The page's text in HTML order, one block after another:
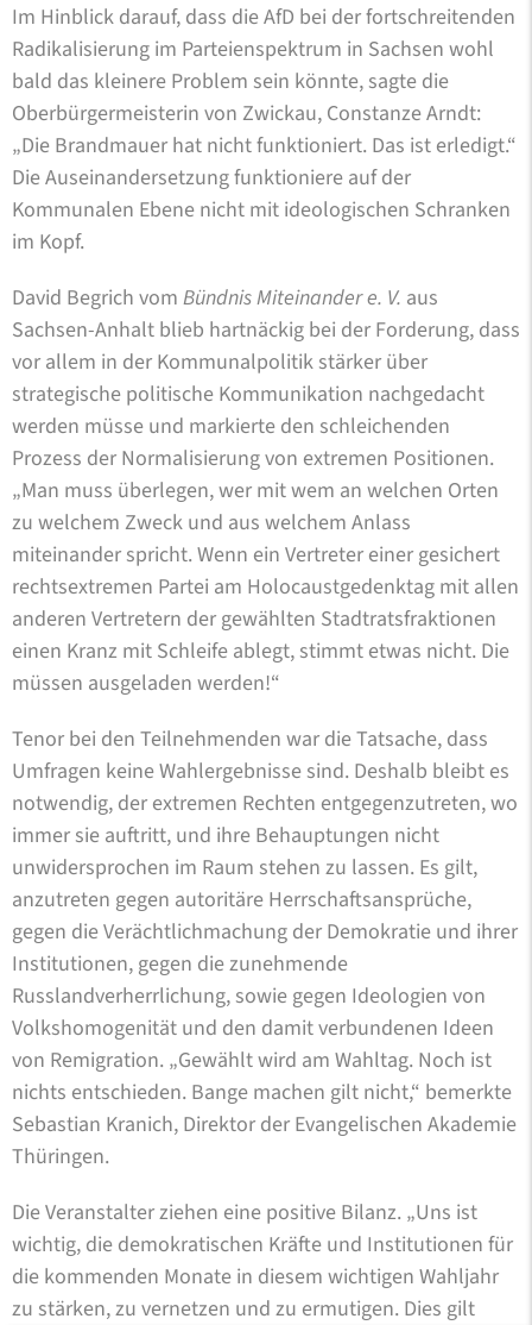
Im Hinblick darauf, dass die AfD bei der fortschreitenden
Radikalisierung im Parteienspektrum in Sachsen wohl
bald das kleinere Problem sein könnte, sagte die
Oberbürgermeisterin von Zwickau, Constanze Arndt:
„Die Brandmauer hat nicht funktioniert. Das ist erledigt.“
Die Auseinandersetzung funktioniere auf der
Kommunalen Ebene nicht mit ideologischen Schranken
im Kopf.
David Begrich vom Bündnis Miteinander e. V. aus
Sachsen-Anhalt blieb hartnäckig bei der Forderung, dass
vor allem in der Kommunalpolitik stärker über
strategische politische Kommunikation nachgedacht
werden müsse und markierte den schleichenden
Prozess der Normalisierung von extremen Positionen.
„Man muss überlegen, wer mit wem an welchen Orten
zu welchem Zweck und aus welchem Anlass
miteinander spricht. Wenn ein Vertreter einer gesichert
rechtsextremen Partei am Holocaustgedenktag mit allen
anderen Vertretern der gewählten Stadtratsfraktionen
einen Kranz mit Schleife ablegt, stimmt etwas nicht. Die
müssen ausgeladen werden!“
Tenor bei den Teilnehmenden war die Tatsache, dass
Umfragen keine Wahlergebnisse sind. Deshalb bleibt es
notwendig, der extremen Rechten entgegenzutreten, wo
immer sie auftritt, und ihre Behauptungen nicht
unwidersprochen im Raum stehen zu lassen. Es gilt,
anzutreten gegen autoritäre Herrschaftsansprüche,
gegen die Verächtlichmachung der Demokratie und ihrer
Institutionen, gegen die zunehmende
Russlandverherrlichung, sowie gegen Ideologien von
Volkshomogenität und den damit verbundenen Ideen
von Remigration. „Gewählt wird am Wahltag. Noch ist
nichts entschieden. Bange machen gilt nicht,“ bemerkte
Sebastian Kranich, Direktor der Evangelischen Akademie
Thüringen.
Die Veranstalter ziehen eine positive Bilanz. „Uns ist
wichtig, die demokratischen Kräfte und Institutionen für
die kommenden Monate in diesem wichtigen Wahljahr
zu stärken, zu vernetzen und zu ermutigen. Dies gilt